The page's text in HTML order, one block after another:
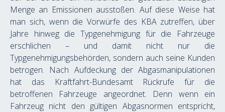
Menge an Emissionen ausstoßen. Auf diese Weise hat
man sich, wenn die Vorwürfe des KBA zutreffen, über
Jahre hinweg die Typgenehmigung für die Fahrzeuge
erschlichen – und damit nicht nur die
Typgenehmigungsbehörden, sondern auch seine Kunden
betrogen. Nach Aufdeckung der Abgasmanipulationen
hat das Kraftfahrt-Bundesamt Rückrufe für die
betroffenen Fahrzeuge angeordnet. Denn wenn ein
Fahrzeug nicht den gültigen Abgasnormen entspricht,